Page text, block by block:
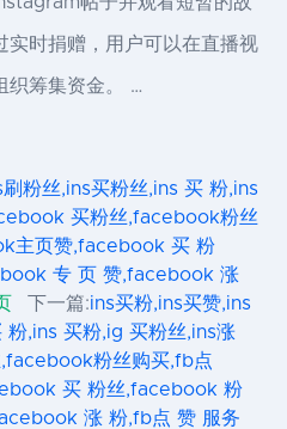
实时捐赠，用户可以在直播视
织筹集资金。 …
粉丝,ins买粉丝,ins 买 粉,ins
买粉丝,facebook粉丝
主页赞,facebook 买 粉
专 页 赞,facebook 涨
下一篇:ins买粉,ins买赞,ins
粉,ins 买粉,ig 买粉丝,ins涨
粉丝购买,fb点
买 粉丝,facebook 粉
涨 粉,fb点 赞 服务